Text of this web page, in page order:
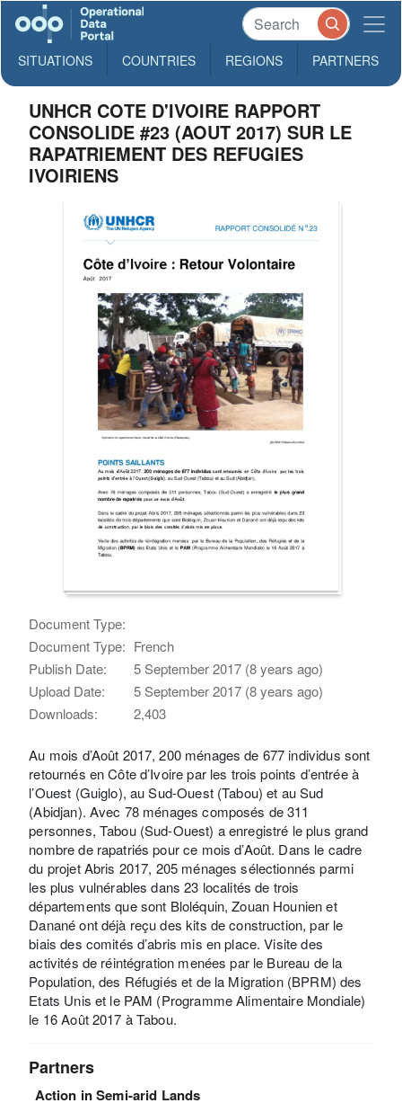
SITUATIONS COUNTRIES REGIONS PARTNERS
UNHCR COTE D'IVOIRE RAPPORT
CONSOLIDE #23 (AOUT 2017) SUR LE
RAPATRIEMENT DES REFUGIES
IVOIRIENS
Document Type:
Document Type: French
Publish Date:
5 September 2017 (8 years ago)
Upload Date:
5 September 2017 (8 years ago)
Downloads:
2,403
Au mois d’Août 2017, 200 ménages de 677 individus sont
retournés en Côte d’Ivoire par les trois points d’entrée à
l’Ouest (Guiglo), au Sud-Ouest (Tabou) et au Sud
(Abidjan). Avec 78 ménages composés de 311
personnes, Tabou (Sud-Ouest) a enregistré le plus grand
nombre de rapatriés pour ce mois d’Août. Dans le cadre
du projet Abris 2017, 205 ménages sélectionnés parmi
les plus vulnérables dans 23 localités de trois
départements que sont Bloléquin, Zouan Hounien et
Danané ont déjà reçu des kits de construction, par le
biais des comités d’abris mis en place. Visite des
activités de réintégration menées par le Bureau de la
Population, des Réfugiés et de la Migration (BPRM) des
Etats Unis et le PAM (Programme Alimentaire Mondiale)
le 16 Août 2017 à Tabou.
Partners
Action in Semi-arid Lands